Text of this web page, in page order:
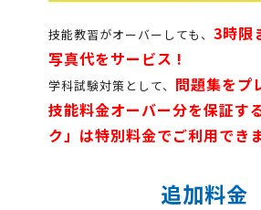
技能教習がオーバーしても、 3時限
写真代をサービス !
学科試験対策として、 問題集をプ
技能料金オーバー分を保証す
ク」は特別料金でご利用でき
追加料金